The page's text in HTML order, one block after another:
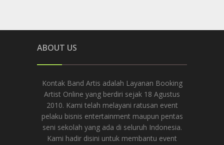
ABOUT US
Kontak Band Artis adalah Layanan Booking
Artist Online yang berdiri sejak 18 Agustus
2010. Kami telah melayani ratusan event
pelaku bisnis entertainment maupun pentas
seni sekolah yang ada di seluruh Indonesia.
Kami hadir disini untuk membantu event